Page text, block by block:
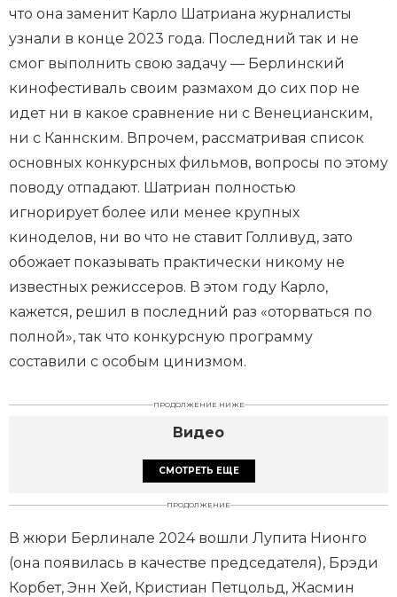
что она заменит Карло Шатриана журналисты
узнали в конце 2023 года. Последний так и не
смог выполнить свою задачу — Берлинский
кинофестиваль своим размахом до сих пор не
идет ни в какое сравнение ни с Венецианским,
ни с Каннским. Впрочем, рассматривая список
основных конкурсных фильмов, вопросы по этому
поводу отпадают. Шатриан полностью
игнорирует более или менее крупных
киноделов, ни во что не ставит Голливуд, зато
обожает показывать практически никому не
известных режиссеров. В этом году Карло,
кажется, решил в последний раз «оторваться по
полной», так что конкурсную программу
составили с особым цинизмом.
ПРОДОЛЖЕНИЕ НИЖЕ
Видео
СМОТРЕТЬ ЕЩЕ
ПРОДОЛЖЕНИЕ
В жюри Берлинале 2024 вошли Лупита Нионго
(она появилась в качестве председателя), Брэди
Корбет, Энн Хей, Кристиан Петцольд, Жасмин